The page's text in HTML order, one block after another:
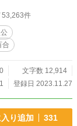
り越えてきた。 そ
もい
挟まる男は絶対に
https://kakuyo
53,263件
合
文字数 12,914
登録日 2023.11.27
り追加 331